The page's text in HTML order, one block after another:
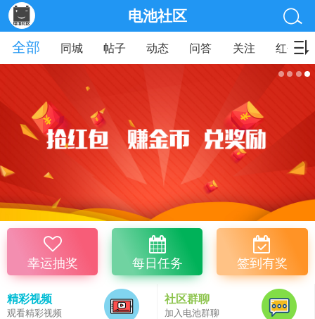
电池社区
全部
同城 帖子 动态 问答 关注 红包
幸运抽奖 每日任务 签到有奖
精彩视频
观看精彩视频
社区群聊
加入电池群聊